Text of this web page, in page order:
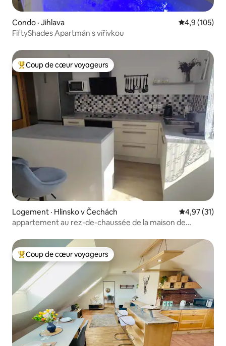
Condo · Jihlava Note
4,9 (105)
FiftyShades Apartmán s vířivkou
Coup de cœur voyageurs parmi les plus aimés
Coup de cœur voyageurs
Logement · Hlinsko v Čechách Note
4,97 (31)
appartement au rez-de-chaussée de la maison de
Coup de cœur voyageurs parmi les plus aimés
Coup de cœur voyageurs